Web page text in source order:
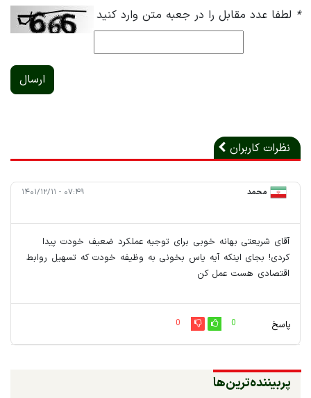
* لطفا عدد مقابل را در جعبه متن وارد کنید
ارسال
نظرات کاربران
محمد ۰۷:۴۹ - ۱۴۰۱/۱۲/۱۱
آقای شریعتی بهانه خوبی برای توجیه عملکرد ضعیف خودت پیدا
کردی! بجای اینکه آیه یاس بخونی به وظیفه خودت که تسهیل روابط
اقتصادی هست عمل کن
پاسخ 0
0
پربیننده‌ترین‌ها